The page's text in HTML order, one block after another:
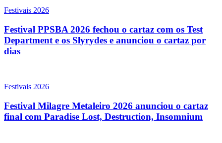
Festivais 2026
Festival PPSBA 2026 fechou o cartaz com os Test
Department e os Slyrydes e anunciou o cartaz por
dias
Festivais 2026
Festival Milagre Metaleiro 2026 anunciou o cartaz
final com Paradise Lost, Destruction, Insomnium